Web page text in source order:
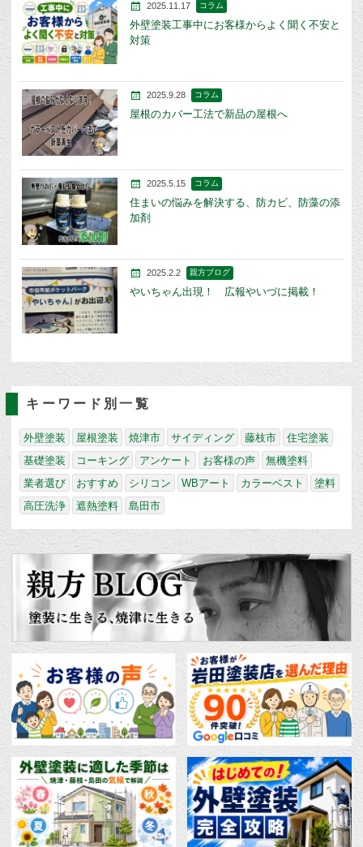
2025.11.17 コラム
外壁塗装工事中にお客様からよく聞く不安と
対策
2025.9.28 コラム
屋根のカバー工法で新品の屋根へ
2025.5.15 コラム
住まいの悩みを解決する、防カビ、防藻の添
加剤
2025.2.2 親方ブログ
やいちゃん出現！ 広報やいづに掲載！
キーワード別一覧
外壁塗装 屋根塗装 焼津市 サイディング 藤枝市
住宅塗装
基礎塗装
コーキング アンケート お客様の声
無機塗料
業者選び
おすすめ シリコン WBアート カラーベスト
塗料
高圧洗浄
遮熱塗料 島田市